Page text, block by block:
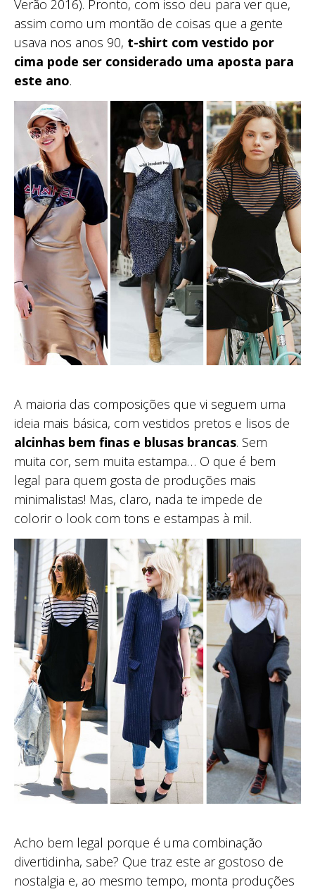
Verão 2016). Pronto, com isso deu para ver que,
assim como um montão de coisas que a gente
usava nos anos 90, t-shirt com vestido por
cima pode ser considerado uma aposta para
este ano.
A maioria das composições que vi seguem uma
ideia mais básica, com vestidos pretos e lisos de
alcinhas bem finas e blusas brancas. Sem
muita cor, sem muita estampa… O que é bem
legal para quem gosta de produções mais
minimalistas! Mas, claro, nada te impede de
colorir o look com tons e estampas à mil.
Acho bem legal porque é uma combinação
divertidinha, sabe? Que traz este ar gostoso de
nostalgia e, ao mesmo tempo, monta produções